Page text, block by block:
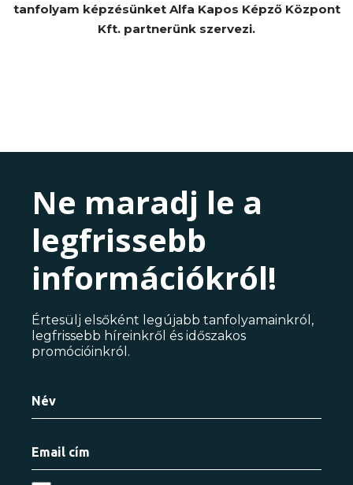
tanfolyam képzésünket Alfa Kapos Képző Központ
Kft. partnerünk szervezi.
Ne maradj le a
legfrissebb
információkról!
Értesülj elsőként legújabb tanfolyamainkról,
legfrissebb híreinkről és időszakos
promócióinkról.